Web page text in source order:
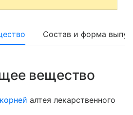
Состав и форма
вещество
корней алтея лекарственного